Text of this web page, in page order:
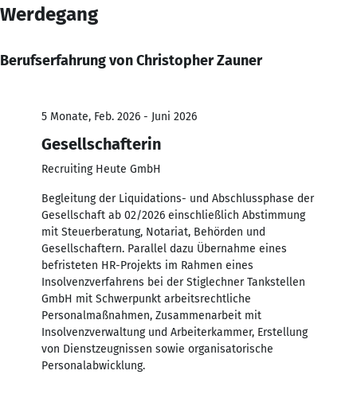
Werdegang
Berufserfahrung von Christopher Zauner
5 Monate, Feb. 2026 - Juni 2026
Gesellschafterin
Recruiting Heute GmbH
Begleitung der Liquidations- und Abschlussphase der
Gesellschaft ab 02/2026 einschließlich Abstimmung
mit Steuerberatung, Notariat, Behörden und
Gesellschaftern. Parallel dazu Übernahme eines
befristeten HR-Projekts im Rahmen eines
Insolvenzverfahrens bei der Stiglechner Tankstellen
GmbH mit Schwerpunkt arbeitsrechtliche
Personalmaßnahmen, Zusammenarbeit mit
Insolvenzverwaltung und Arbeiterkammer, Erstellung
von Dienstzeugnissen sowie organisatorische
Personalabwicklung.